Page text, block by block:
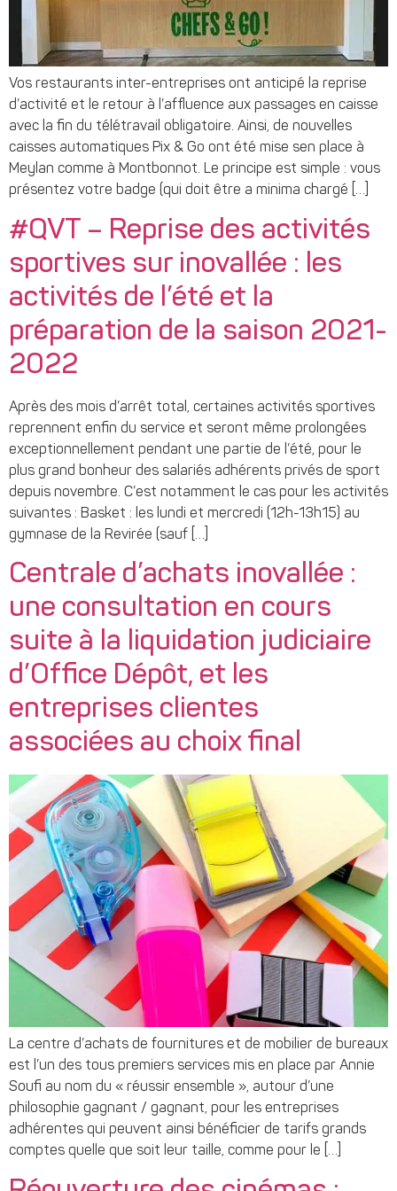
Vos restaurants inter-entreprises ont anticipé la reprise
d’activité et le retour à l’affluence aux passages en caisse
avec la fin du télétravail obligatoire. Ainsi, de nouvelles
caisses automatiques Pix & Go ont été mise sen place à
Meylan comme à Montbonnot. Le principe est simple : vous
présentez votre badge (qui doit être a minima chargé […]
#QVT – Reprise des activités
sportives sur inovallée : les
activités de l’été et la
préparation de la saison 2021-
2022
Après des mois d’arrêt total, certaines activités sportives
reprennent enfin du service et seront même prolongées
exceptionnellement pendant une partie de l’été, pour le
plus grand bonheur des salariés adhérents privés de sport
depuis novembre. C’est notamment le cas pour les activités
suivantes : Basket : les lundi et mercredi (12h-13h15) au
gymnase de la Revirée (sauf […]
Centrale d’achats inovallée :
une consultation en cours
suite à la liquidation judiciaire
d’Office Dépôt, et les
entreprises clientes
associées au choix final
La centre d’achats de fournitures et de mobilier de bureaux
est l’un des tous premiers services mis en place par Annie
Soufi au nom du « réussir ensemble », autour d’une
philosophie gagnant / gagnant, pour les entreprises
adhérentes qui peuvent ainsi bénéficier de tarifs grands
comptes quelle que soit leur taille, comme pour le […]